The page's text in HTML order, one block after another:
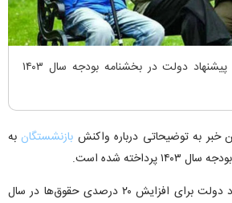
واکنش بازنشستگان به پیشنهاد دولت در بخشنامه بودجه سال ۱۴۰۳
خبر به توضیحاتی درباره واکنش بازنشستگان به
شده است.
حقوق ‌بگیران نگران پیشنهاد دولت برای افزایش ۲۰ درصدی حقوق‌ها در سال